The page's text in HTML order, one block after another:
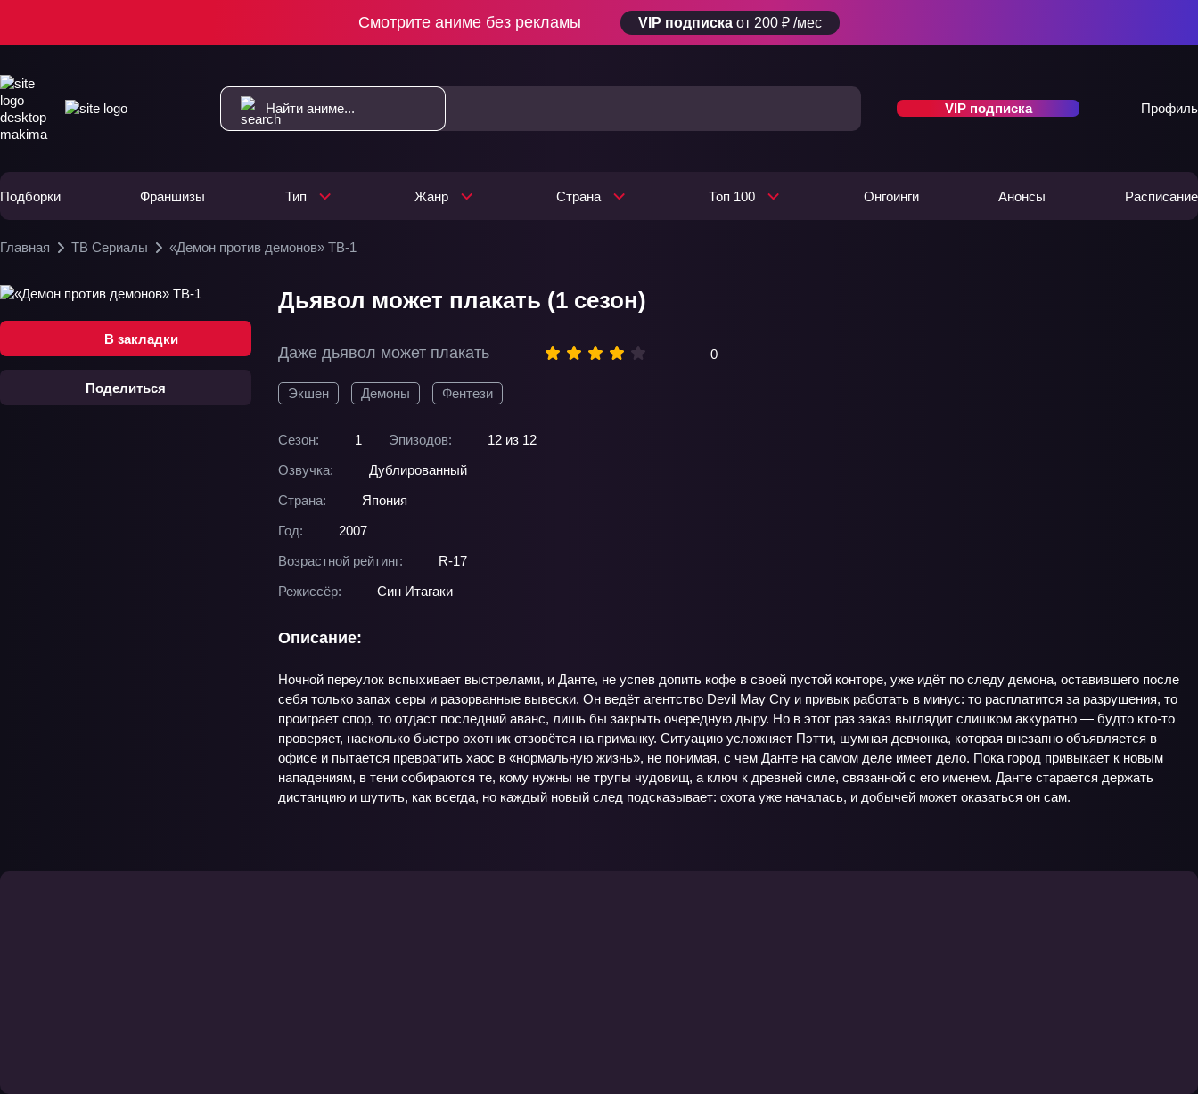
Смотрите аниме без рекламы VIP подписка от 200 ₽ /мес
VIP подписка Профиль
Подборки Франшизы Тип Жанр Страна Топ 100 Онгоинги Анонсы Расписание
Главная ТВ Сериалы «Демон против демонов» ТВ-1
В закладки
Поделиться
Дьявол может плакать (1 сезон)
Даже дьявол может плакать 0
Экшен Демоны Фентези
Сезон: 1 Эпизодов:
12 из 12
Озвучка:
Дублированный
Страна:
Япония
Год:
2007
Возрастной рейтинг:
R-17
Режиссёр:
Син Итагаки
Описание:
Ночной переулок вспыхивает выстрелами, и Данте, не успев допить кофе в своей пустой конторе, уже идёт по следу демона, оставившего после
себя только запах серы и разорванные вывески. Он ведёт агентство Devil May Cry и привык работать в минус: то расплатится за разрушения, то
проиграет спор, то отдаст последний аванс, лишь бы закрыть очередную дыру. Но в этот раз заказ выглядит слишком аккуратно — будто кто-то
проверяет, насколько быстро охотник отзовётся на приманку. Ситуацию усложняет Пэтти, шумная девчонка, которая внезапно объявляется в
офисе и пытается превратить хаос в «нормальную жизнь», не понимая, с чем Данте на самом деле имеет дело. Пока город привыкает к новым
нападениям, в тени собираются те, кому нужны не трупы чудовищ, а ключ к древней силе, связанной с его именем. Данте старается держать
дистанцию и шутить, как всегда, но каждый новый след подсказывает: охота уже началась, и добычей может оказаться он сам.